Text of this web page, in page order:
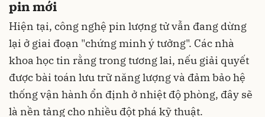
pin mới
Hiện tại, công nghệ pin lượng tử vẫn đang dừng
lại ở giai đoạn "chứng minh ý tưởng". Các nhà
khoa học tin rằng trong tương lai, nếu giải quyết
được bài toán lưu trữ năng lượng và đảm bảo hệ
thống vận hành ổn định ở nhiệt độ phòng, đây sẽ
là nền tảng cho nhiều đột phá kỹ thuật.